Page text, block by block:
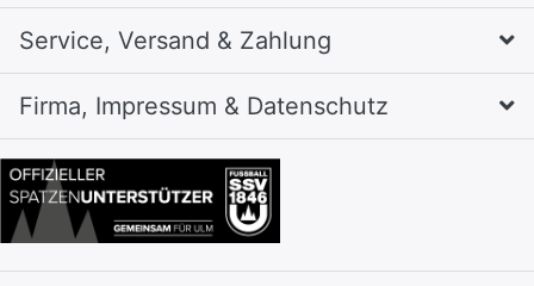
Service, Versand & Zahlung
Firma, Impressum & Datenschutz